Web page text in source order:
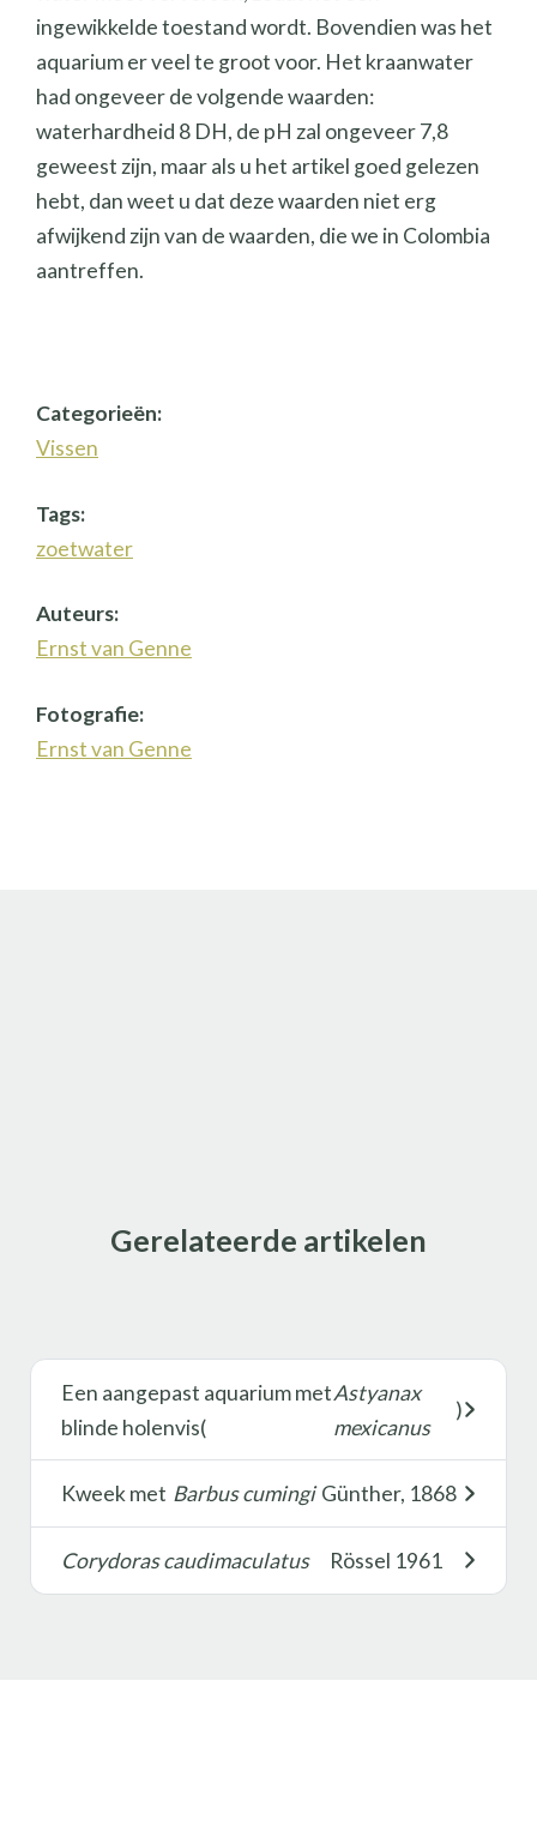
ingewikkelde toestand wordt. Bovendien was het
aquarium er veel te groot voor. Het kraanwater
had ongeveer de volgende waarden:
waterhardheid 8 DH, de pH zal ongeveer 7,8
geweest zijn, maar als u het artikel goed gelezen
hebt, dan weet u dat deze waarden niet erg
afwijkend zijn van de waarden, die we in Colombia
aantreffen.
Categorieën:
Vissen
Tags:
zoetwater
Auteurs:
Ernst van Genne
Fotografie:
Ernst van Genne
Gerelateerde artikelen
Een aangepast aquarium met
blinde holenvis(
Astyanax
mexicanus
)
Kweek met Barbus cumingi Günther, 1868
Corydoras caudimaculatus Rössel 1961